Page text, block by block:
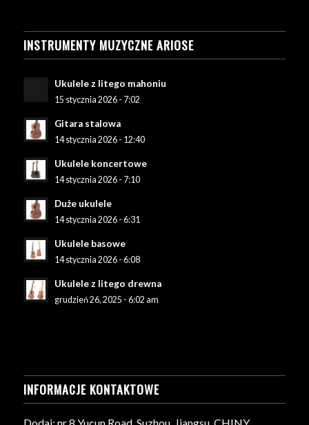
INSTRUMENTY MUZYCZNE ARIOSE
Ukulele z litego mahoniu
15 stycznia 2026 - 7:02
Gitara stalowa
14 stycznia 2026 - 12:40
Ukulele koncertowe
14 stycznia 2026 - 7:10
Duże ukulele
14 stycznia 2026 - 6:31
Ukulele basowe
14 stycznia 2026 - 6:08
Ukulele z litego drewna
grudzień 26, 2025 - 6:02 am
INFORMACJE KONTAKTOWE